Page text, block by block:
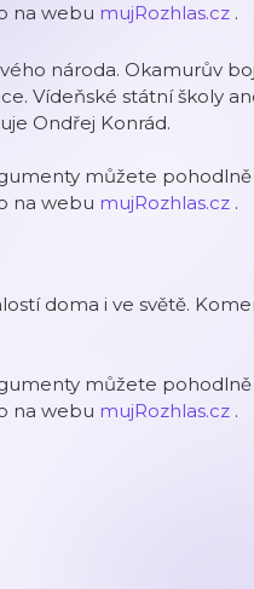
na webu mujRozhlas.cz .
národa. Okamurův
Vídeňské státní školy
Ondřej Konrád.
můžete
na webu mujRozhlas.cz .
doma i ve světě.
můžete
na webu mujRozhlas.cz .